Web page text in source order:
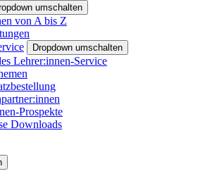
umschalten
von A bis Z
Dropdown umschalten
Lehrer:innen-Service
Prospekte
Downloads